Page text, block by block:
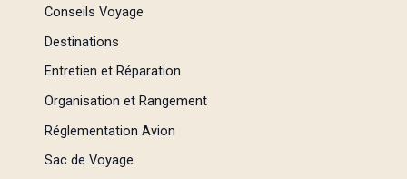
Conseils Voyage
Destinations
Entretien et Réparation
Organisation et Rangement
Réglementation Avion
Sac de Voyage